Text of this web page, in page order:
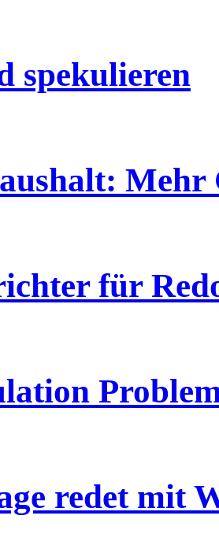
spekulieren
Mehr
für
redet mit